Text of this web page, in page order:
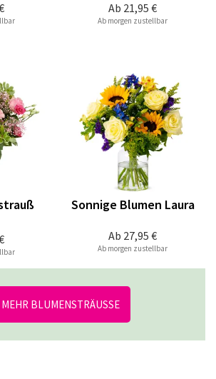
Ab 21,95 €
Ab morgen zustellbar
Ab 27,95 €
Sonnige Blumen Laura
Ab morgen zustellbar
MEHR BLUMENSTRÄUSSE